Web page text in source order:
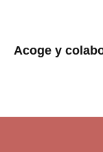
Acoge y